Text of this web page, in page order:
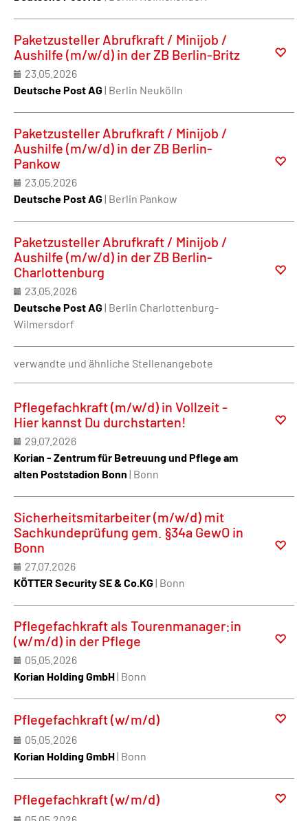
Paketzusteller Abrufkraft / Minijob /
Aushilfe (m/w/d) in der ZB Berlin-Britz
23.05.2026
Deutsche Post AG | Berlin Neukölln
Paketzusteller Abrufkraft / Minijob /
Aushilfe (m/w/d) in der ZB Berlin-
Pankow
23.05.2026
Deutsche Post AG | Berlin Pankow
Paketzusteller Abrufkraft / Minijob /
Aushilfe (m/w/d) in der ZB Berlin-
Charlottenburg
23.05.2026
Deutsche Post AG | Berlin Charlottenburg-
Wilmersdorf
verwandte und ähnliche Stellenangebote
Pflegefachkraft (m/w/d) in Vollzeit -
Hier kannst Du durchstarten!
29.07.2026
Korian - Zentrum für Betreuung und Pflege am
alten Poststadion Bonn | Bonn
Sicherheitsmitarbeiter (m/w/d) mit
Sachkundeprüfung gem. §34a GewO in
Bonn
27.07.2026
KÖTTER Security SE & Co.KG | Bonn
Pflegefachkraft als Tourenmanager:in
(w/m/d) in der Pflege
05.05.2026
Korian Holding GmbH| Bonn
Pflegefachkraft (w/m/d)
05.05.2026
Korian Holding GmbH| Bonn
Pflegefachkraft (w/m/d)